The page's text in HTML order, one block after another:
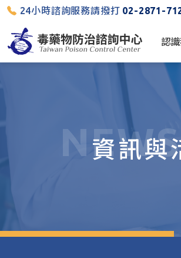
24小時諮詢服務請撥打 02-2871-
認
NEWS
資訊與